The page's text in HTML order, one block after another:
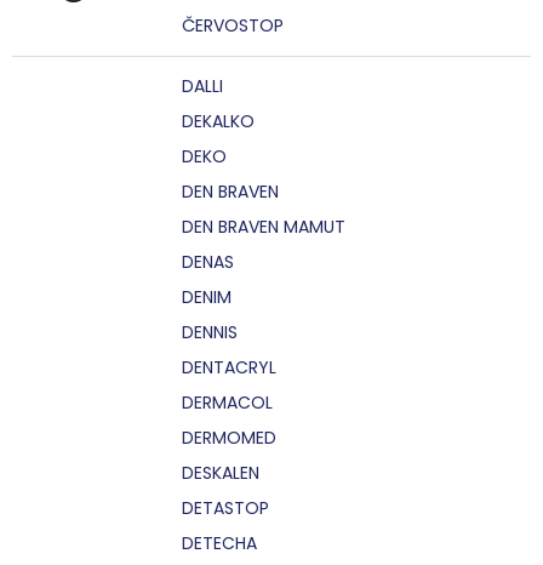
ČERVOSTOP
DALLI
DEKALKO
DEKO
DEN BRAVEN
DEN BRAVEN MAMUT
DENAS
DENIM
DENNIS
DENTACRYL
DERMACOL
DERMOMED
DESKALEN
DETASTOP
DETECHA